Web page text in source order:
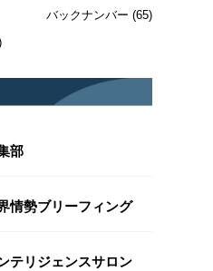
バックナンバー (65)
部
情勢ブリーフィング
テリジェンスサロン